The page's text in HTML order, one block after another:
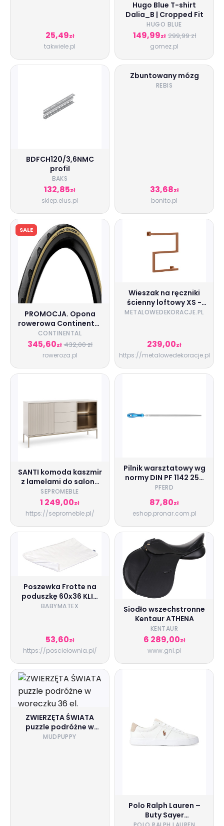
25,49zł
takwiele.pl
Hugo Blue T-shirt
Dalia_B | Cropped Fit
HUGO BLUE
149,99zł 299,99 zł
gomez.pl
BDFCH120/3,6NMC
profil
BAKS
132,85zł
sklep.elus.pl
Zbuntowany mózg
REBIS
33,68zł
bonito.pl
SALE
PROMOCJA. Opona
rowerowa Continental
Grand Prix 5000 GP
AllSeason TR
CONTINENTAL
345,60zł 432,00 zł
roweroza.pl
Wieszak na ręczniki
ścienny loftowy XS -
miedziany
METALOWEDEKORACJE.PL
239,00zł
https://metalowedekoracje.pl
SANTI komoda kaszmir
z lamelami do salonu
KSZ154
SEPROMEBLE
1 249,00zł
https://sepromeble.pl/
Pilnik warsztatowy wg
normy DIN PF 1142 250
H2
PFERD
87,80zł
eshop.pronar.com.pl
Poszewka Frotte na
poduszkę 60x36 KLIN
Original
BABYMATEX
53,60zł
https://poscielownia.pl/
Siodło wszechstronne
Kentaur ATHENA
KENTAUR
6 289,00zł
www.gnl.pl
ZWIERZĘTA ŚWIATA
puzzle podróżne w
woreczku 36 el.
MUDPUPPY
Polo Ralph Lauren –
Buty Sayer